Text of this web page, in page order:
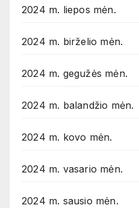
2024 m. liepos mėn.
2024 m. birželio mėn.
2024 m. gegužės mėn.
2024 m. balandžio mėn.
2024 m. kovo mėn.
2024 m. vasario mėn.
2024 m. sausio mėn.